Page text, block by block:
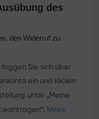
des
den Widerruf zu
loggen Sie sich über
ein und klicken
unter „Meine
“: Meine